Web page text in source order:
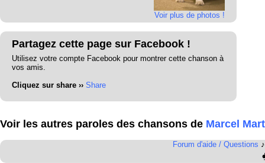
Voir plus de photos !
Partagez cette page sur Facebook !
Utilisez votre compte Facebook pour montrer cette chanson à
vos amis.
Cliquez sur share ›› Share
Voir les autres paroles des chansons de Marcel
Forum d'aide / Questions